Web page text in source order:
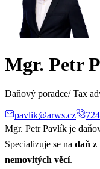
Mgr. Petr
Daňový poradce/ Tax
pavlik@arws.cz
Mgr. Petr Pavlík je
Specializuje se na daň
nemovitých věcí.